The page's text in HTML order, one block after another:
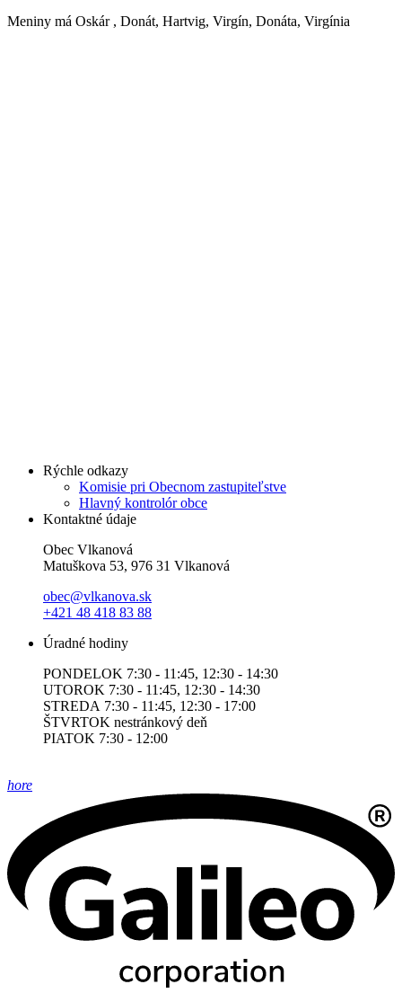
Meniny má Oskár , Donát, Hartvig, Virgín, Donáta, Virgínia
Rýchle odkazy
Komisie pri Obecnom zastupiteľstve
Hlavný kontrolór obce
Kontaktné údaje
Obec Vlkanová
Matuškova 53, 976 31 Vlkanová
obec@vlkanova.sk
+421 48 418 83 88
Úradné hodiny
PONDELOK 7:30 - 11:45, 12:30 - 14:30
UTOROK 7:30 - 11:45, 12:30 - 14:30
STREDA 7:30 - 11:45, 12:30 - 17:00
ŠTVRTOK nestránkový deň
PIATOK 7:30 - 12:00
hore